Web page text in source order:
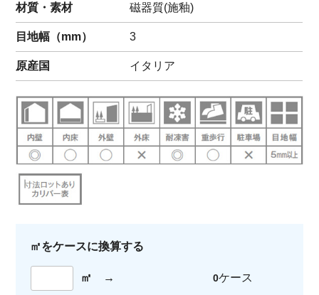
材質・素材 磁器質(施釉)
目地幅（mm） 3
原産国 イタリア
㎡をケースに換算する
㎡ → 0ケース